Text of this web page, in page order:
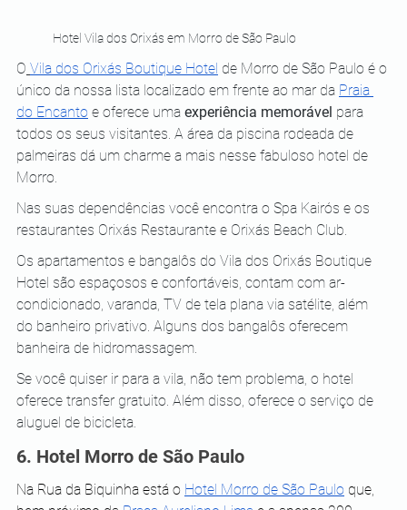
Hotel Vila dos Orixás em Morro de São Paulo
O Vila dos Orixás Boutique Hotel de Morro de São Paulo é o
único da nossa lista localizado em frente ao mar da Praia
do Encanto e oferece uma experiência memorável para
todos os seus visitantes. A área da piscina rodeada de
palmeiras dá um charme a mais nesse fabuloso hotel de
Morro.
Nas suas dependências você encontra o Spa Kairós e os
restaurantes Orixás Restaurante e Orixás Beach Club.
Os apartamentos e bangalôs do Vila dos Orixás Boutique
Hotel são espaçosos e confortáveis, contam com ar-
condicionado, varanda, TV de tela plana via satélite, além
do banheiro privativo. Alguns dos bangalôs oferecem
banheira de hidromassagem.
Se você quiser ir para a vila, não tem problema, o hotel
oferece transfer gratuito. Além disso, oferece o serviço de
aluguel de bicicleta.
6. Hotel Morro de São Paulo
Na Rua da Biquinha está o Hotel Morro de São Paulo que,